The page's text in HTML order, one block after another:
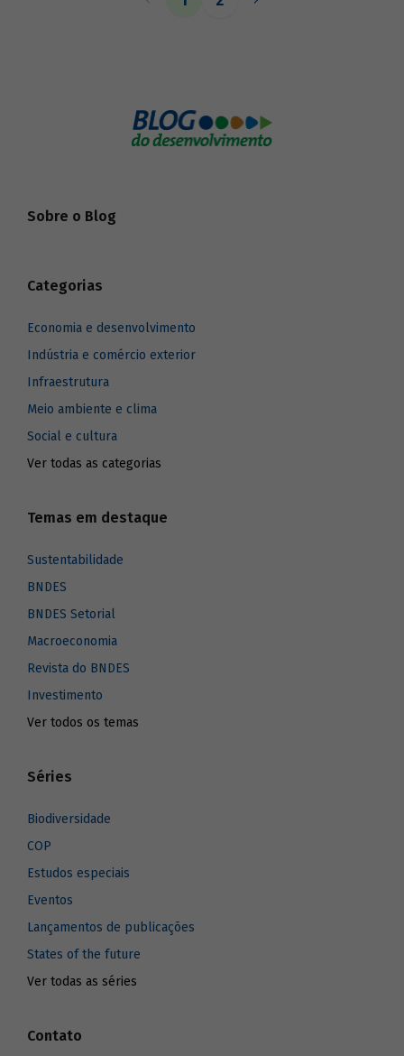
Sobre o Blog
Categorias
Economia e desenvolvimento
Indústria e comércio exterior
Infraestrutura
Meio ambiente e clima
Social e cultura
Ver todas as categorias
Temas em destaque
Sustentabilidade
BNDES
BNDES Setorial
Macroeconomia
Revista do BNDES
Investimento
Ver todos os temas
Séries
Biodiversidade
COP
Estudos especiais
Eventos
Lançamentos de publicações
States of the future
Ver todas as séries
Contato